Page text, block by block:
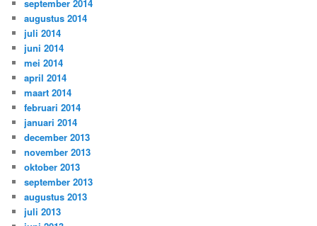
september 2014
augustus 2014
juli 2014
juni 2014
mei 2014
april 2014
maart 2014
februari 2014
januari 2014
december 2013
november 2013
oktober 2013
september 2013
augustus 2013
juli 2013